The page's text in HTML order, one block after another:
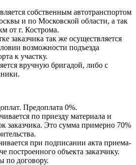
собственным автотранспортом
и по Московской области, а так
от г. Кострома.
заказчика так же осуществляется
возможности подъезда
к участку.
вручную бригадой, либо с
Предоплата 0%.
по приезду материала и
заказчика. Это сумма примерно 70%
при подписании акта приема-
построенного объекта заказчику.
по договору.